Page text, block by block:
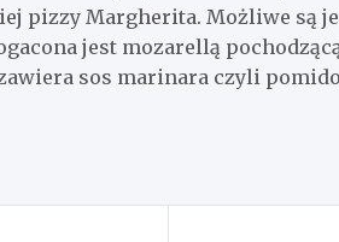
pizzy Margherita. Możliwe są
jest mozarellą
sos marinara czyli